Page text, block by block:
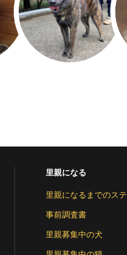
里親になる
里親になるまでのス
事前調査書
里親募集中の犬